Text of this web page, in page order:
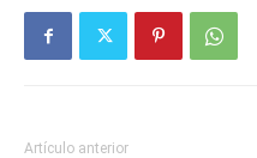
Artículo anterior